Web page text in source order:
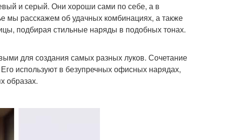
и серый. Они хороши сами по себе, а в
мы расскажем об удачных комбинациях, а также
подбирая стильные наряды в подобных тонах.
для создания самых разных луков. Сочетание
используют в безупречных офисных нарядах,
образах.